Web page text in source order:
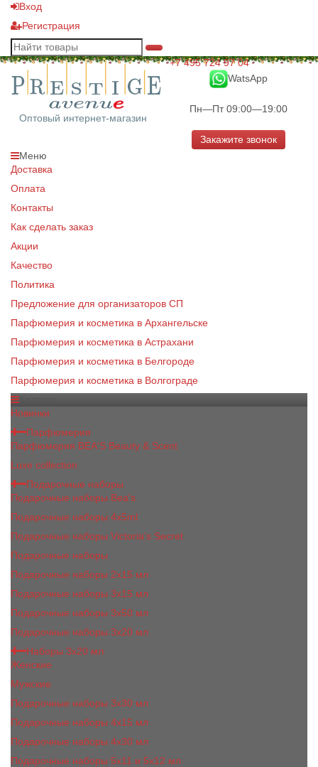
Вход
Регистрация
Оптовый интернет-магазин
+7 495 724 97 04
WatsApp
Пн—Пт 09:00—19:00
Закажите звонок
Меню
Доставка
Оплата
Контакты
Как сделать заказ
Акции
Качество
Политика
Предложение для организаторов СП
Парфюмерия и косметика в Архангельске
Парфюмерия и косметика в Астрахани
Парфюмерия и косметика в Белгороде
Парфюмерия и косметика в Волгограде
Новинки
Парфюмерия
Парфюмерия BEA'S Beauty & Scent
Luxe collection
Подарочные наборы
Подарочные наборы Bea's
Подарочные наборы 4х5ml
Подарочные наборы Victoria's Secret
Подарочные наборы
Подарочные наборы 2x15 мл
Подарочные наборы 3х15 мл
Подарочные наборы 3x50 мл
Подарочные наборы 3x20 мл
Наборы 3х20 мл
Женские
Мужские
Подарочные наборы 3х30 мл
Подарочные наборы 4x15 мл
Подарочные наборы 4x30 мл
Подарочные наборы 5x11 и 5х12 мл